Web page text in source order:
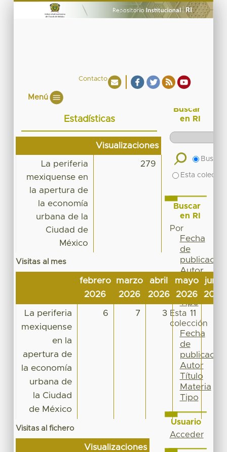
Contacto
Menú
Estadísticas
Visualizaciones
La periferia
mexiquense en
la apertura de
la economía
urbana de la
Ciudad de
México
279
Visitas al mes
febrero
2026
marzo
2026
abril
2026
mayo
2026
junio
2026
La periferia
mexiquense
en la
apertura de
la economía
urbana de
la Ciudad
de México
6 7 3 11
Visitas al fichero
Visualizaciones
Buscar
en RI
Buscar
Esta
Buscar
en RI
Por
Fecha
de
publicación
Autor
Título
Materia
Tipo
Esta
colección
Fecha
de
publicación
Autor
Título
Materia
Tipo
Usuario
Acceder